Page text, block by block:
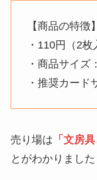
【商品の特徴】
・110円（2枚
・商品サイズ
・推奨カード
売り場は 「文房
とがわかりました